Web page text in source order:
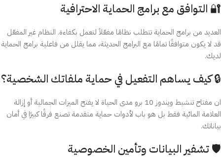
🔐 التوافق مع برامج الحماية الاحترافية
العديد من برامج الحماية تتطلب نظامًا مفعّلاً لتعمل بكفاءة. النظام غير المفعّل
قد لا يكون متوافقًا تمامًا مع البرامج الحديثة، مما يقلل من فاعلية برامج الحماية
لديك.
🔒 كيف يساهم التفعيل في حماية ملفاتك الشخصية؟
ان مفتاح تنشيط ويندوز 10 برو مدى الحياة لا يفتح الميزات الجمالية أو إزالة
العلامة المائية فقط بل هو باب لأدوات حماية متقدمة تصنع فرقًا كبيرًا في أمان
بياناتك.
🛡️ تشفير البيانات وتأمين الخصوصية